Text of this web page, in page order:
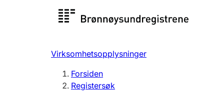
Registersøk
Registrere, endre, slette
Virksomhetsopplysninger
Forsiden
Registersøk